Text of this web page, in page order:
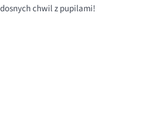
chwil z pupilami!